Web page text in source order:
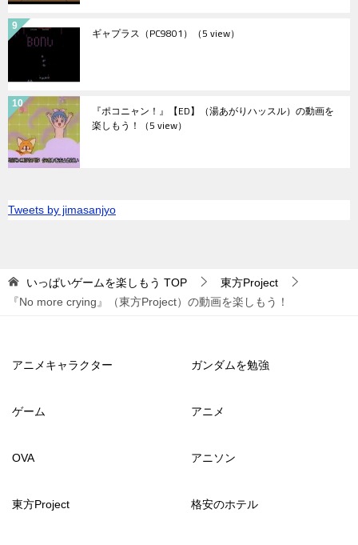
ギャプラス（PC9801） （5 view）
『ポコニャン！』【ED】（湯あがりハッスル）の動画を
楽しもう！ （5 view）
Tweets by jimasanjyo
いっぱいゲームを楽しもう TOP
東方Project
『No more crying』（東方Project）の動画を楽しもう！
アニメキャラクター ガンダムを勉強
ゲーム アニメ
OVA アニソン
東方Project 格安のホテル